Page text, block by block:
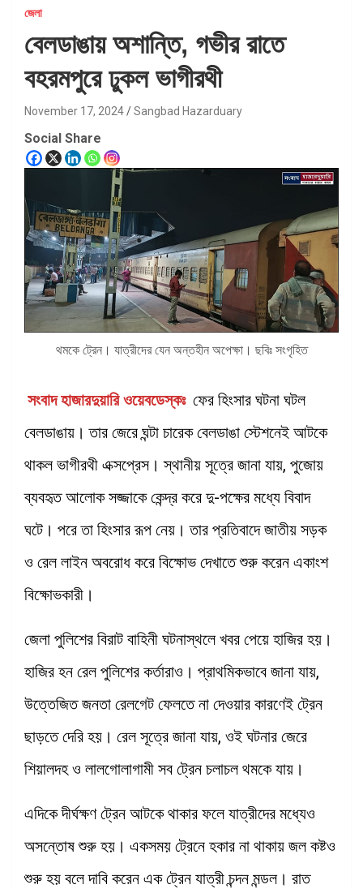
জেলা
বেলডাঙায় অশান্তি, গভীর রাতে
বহরমপুরে ঢুকল ভাগীরথী
November 17, 2024 Sangbad Hazarduary
Social Share
থমকে ট্রেন। যাত্রীদের যেন অন্তহীন অপেক্ষা। ছবিঃ সংগৃহিত
সংবাদ হাজারদুয়ারি ওয়েবডেস্কঃ ফের হিংসার ঘটনা ঘটল
বেলডাঙায়। তার জেরে ঘন্টা চারেক বেলডাঙা স্টেশনেই আটকে
থাকল ভাগীরথী এক্সপ্রেস। স্থানীয় সূত্রে জানা যায়, পুজোয়
ব্যবহৃত আলোক সজ্জাকে কেন্দ্র করে দু-পক্ষের মধ্যে বিবাদ
ঘটে। পরে তা হিংসার রূপ নেয়। তার প্রতিবাদে জাতীয় সড়ক
ও রেল লাইন অবরোধ করে বিক্ষোভ দেখাতে শুরু করেন একাংশ
বিক্ষোভকারী।
জেলা পুলিশের বিরাট বাহিনী ঘটনাস্থলে খবর পেয়ে হাজির হয়।
হাজির হন রেল পুলিশের কর্তারাও। প্রাথমিকভাবে জানা যায়,
উত্তেজিত জনতা রেলগেট ফেলতে না দেওয়ার কারণেই ট্রেন
ছাড়তে দেরি হয়। রেল সূত্রে জানা যায়, ওই ঘটনার জেরে
শিয়ালদহ ও লালগোলাগামী সব ট্রেন চলাচল থমকে যায়।
এদিকে দীর্ঘক্ষণ ট্রেন আটকে থাকার ফলে যাত্রীদের মধ্যেও
অসন্তোষ শুরু হয়। একসময় ট্রেনে হকার না থাকায় জল কষ্টও
শুরু হয় বলে দাবি করেন এক ট্রেন যাত্রী চন্দন মন্ডল। রাত